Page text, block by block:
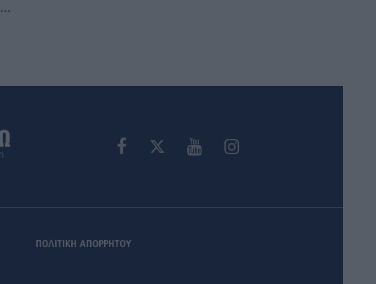
ΠΟΛΙΤΙΚΗ ΑΠΟΡΡΗΤΟΥ